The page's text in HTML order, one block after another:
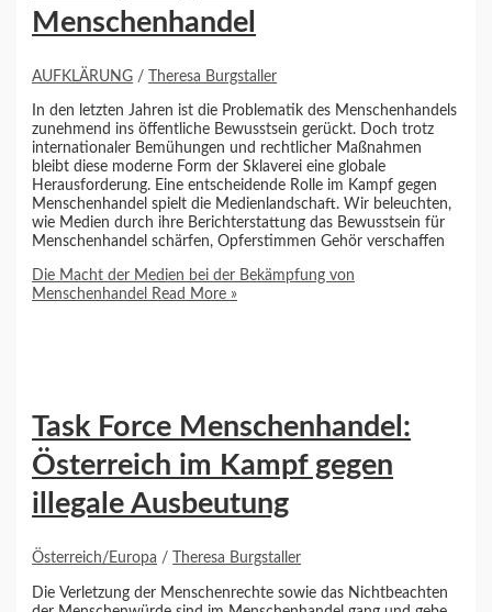
Menschenhandel
AUFKLÄRUNG / Theresa Burgstaller
In den letzten Jahren ist die Problematik des Menschenhandels
zunehmend ins öffentliche Bewusstsein gerückt. Doch trotz
internationaler Bemühungen und rechtlicher Maßnahmen
bleibt diese moderne Form der Sklaverei eine globale
Herausforderung. Eine entscheidende Rolle im Kampf gegen
Menschenhandel spielt die Medienlandschaft. Wir beleuchten,
wie Medien durch ihre Berichterstattung das Bewusstsein für
Menschenhandel schärfen, Opferstimmen Gehör verschaffen
Die Macht der Medien bei der Bekämpfung von
Menschenhandel
Read More »
Task Force Menschenhandel:
Österreich im Kampf gegen
illegale Ausbeutung
Österreich/Europa / Theresa Burgstaller
Die Verletzung der Menschenrechte sowie das Nichtbeachten